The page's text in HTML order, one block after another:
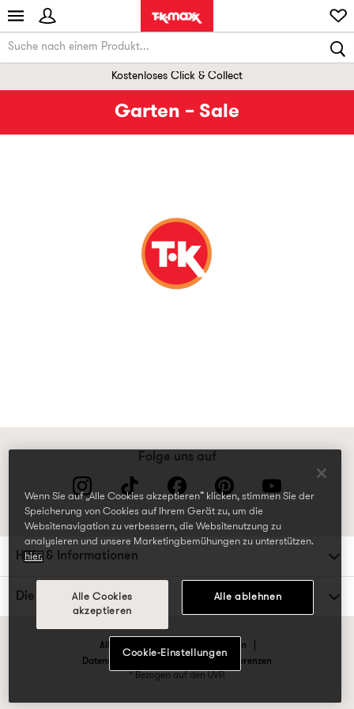
Kostenloses Click & Collect
Garten – Sale
Folge uns auf
Hilfe & Informationen
Die TK Maxx Familie
Allgemeine Geschäftsbedingungen
Datenschutzrichtlinien & Cookie-Präferenzen
* Bezogen auf den UVP.
Wenn Sie auf „Alle Cookies akzeptieren“ klicken, stimmen Sie der
Speicherung von Cookies auf Ihrem Gerät zu, um die
Websitenavigation zu verbessern, die Websitenutzung zu
analysieren und unsere Marketingbemühungen zu unterstützen.
hier.
Alle Cookies
akzeptieren
Alle ablehnen
Cookie-Einstellungen